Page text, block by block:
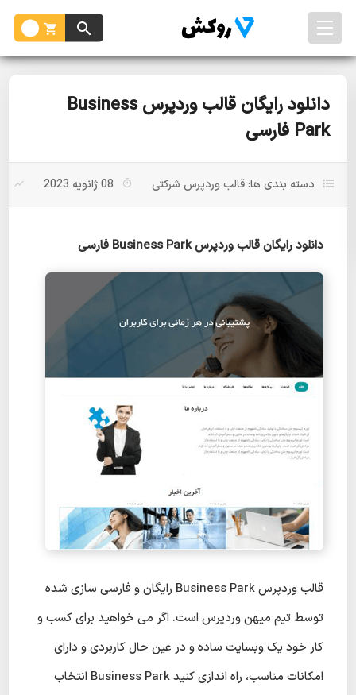
دانلود رایگان قالب وردپرس Business
Park فارسی
دسته بندی ها:قالب وردپرس شرکتی 08 ژانویه 2023
دانلود رایگان قالب وردپرس Business Park فارسی
قالب وردپرس Business Park رایگان و فارسی سازی شده
توسط تیم میهن وردپرس است. اگر می خواهید برای کسب و
کار خود یک وبسایت ساده و در عین حال کاربردی و دارای
امکانات مناسب، راه اندازی کنید Business Park انتخاب